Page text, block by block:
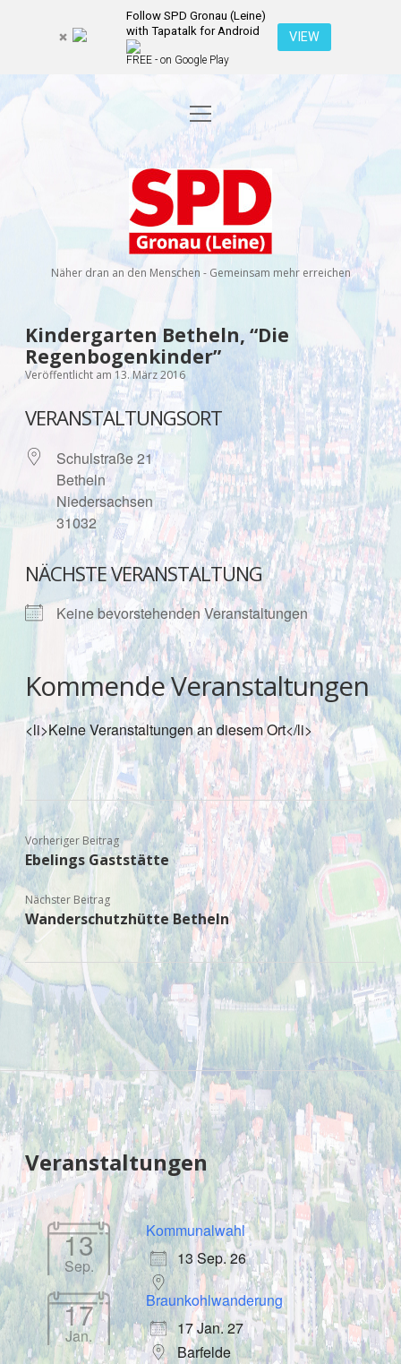
Follow SPD Gronau (Leine)
with Tapatalk for Android
FREE - on Google Play
VIEW
Startseite
Kommunalwahl 2026
Dropdown-
Kandidierende
Wahlprogramm
Über uns
Dropdown-
Menü
öffnen
Ratsmitglieder
Veranstaltungen
Kontakt
Newsletter
Spenden
facebook
instagram
rss
E-
Mail
Menü
öffnen
SPD
Gronau
(Leine)
Näher dran an den Menschen - Gemeinsam mehr erreichen
Kindergarten Betheln, “Die
Regenbogenkinder”
Veröffentlicht am 13. März 2016
VERANSTALTUNGSORT
Schulstraße 21
Betheln
Niedersachsen
31032
NÄCHSTE VERANSTALTUNG
Keine bevorstehenden Veranstaltungen
Kommende Veranstaltungen
<li>Keine Veranstaltungen an diesem Ort</li>
Vorheriger Beitrag
Ebelings Gaststätte
Nächster Beitrag
Wanderschutzhütte Betheln
Sidebar
Veranstaltungen
13
Sep.
Kommunalwahl
13 Sep. 26
17
Jan.
Braunkohlwanderung
17 Jan. 27
Barfelde